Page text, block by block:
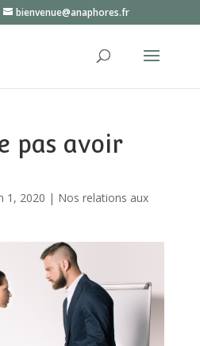
bienvenue@anaphores.fr
pas avoir
1, 2020 | Nos relations aux